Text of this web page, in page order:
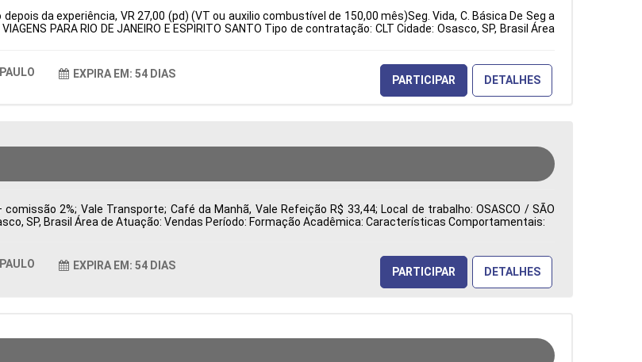
da experiência, VR 27,00 (pd) (VT ou auxilio combustível de 150,00 mês)Seg. Vida, C. Básica De Seg a
PARA RIO DE JANEIRO E ESPIRITO SANTO Tipo de contratação: CLT Cidade: Osasco, SP, Brasil Área
EXPIRA EM: 54 DIAS PARTICIPAR DETALHES
2%; Vale Transporte; Café da Manhã, Vale Refeição R$ 33,44; Local de trabalho: OSASCO / SÃO
SP, Brasil Área de Atuação: Vendas Período: Formação Acadêmica: Características Comportamentais:
EXPIRA EM: 54 DIAS PARTICIPAR DETALHES